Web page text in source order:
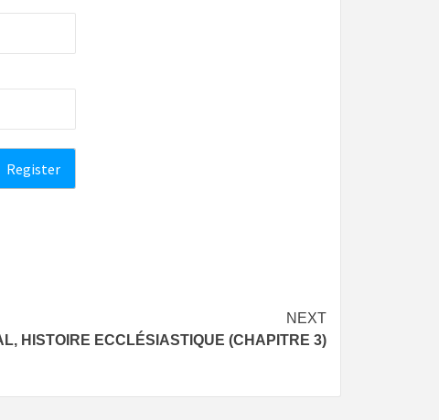
NEXT
HISTOIRE ECCLÉSIASTIQUE (CHAPITRE 3)